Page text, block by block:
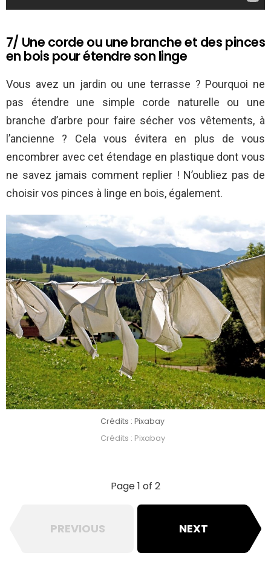
7/ Une corde ou une branche et des pinces
en bois pour étendre son linge
Vous avez un jardin ou une terrasse ? Pourquoi ne
pas étendre une simple corde naturelle ou une
branche d’arbre pour faire sécher vos vêtements, à
l’ancienne ? Cela vous évitera en plus de vous
encombrer avec cet étendage en plastique dont vous
ne savez jamais comment replier ! N’oubliez pas de
choisir vos pinces à linge en bois, également.
Crédits : Pixabay
Crédits : Pixabay
Page 1 of 2
PREVIOUS NEXT